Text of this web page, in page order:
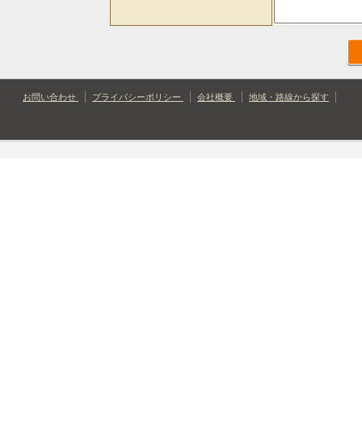
お問い合わせ プライバシーポリシー 会社概要 地域・路線から探す